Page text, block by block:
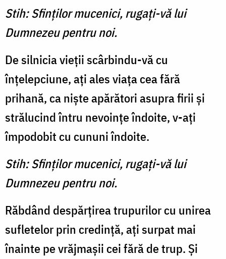
Stih: Sfinţilor mucenici, rugaţi-vă lui
Dumnezeu pentru noi.
De silnicia vieţii scârbindu-vă cu
înţelepciune, aţi ales viaţa cea fără
prihană, ca nişte apărători asupra firii şi
strălucind întru nevoinţe îndoite, v-aţi
împodobit cu cununi îndoite.
Stih: Sfinţilor mucenici, rugaţi-vă lui
Dumnezeu pentru noi.
Răbdând despărţirea trupurilor cu unirea
sufletelor prin credinţă, aţi surpat mai
înainte pe vrăjmaşii cei fără de trup. Şi